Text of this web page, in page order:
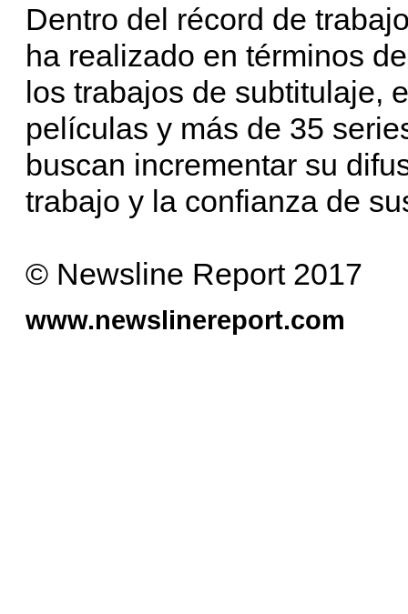
Dentro del récord de
ha realizado en términos
los trabajos de subtitulaje,
películas y más de 35
buscan incrementar su
trabajo y la confianza de
© Newsline Report 2017
www.newslinereport.com